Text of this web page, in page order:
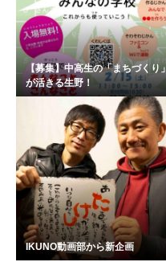
【募集】中高生の「まちづくり」
が活きる生野！
IKUNO動画部から新企画